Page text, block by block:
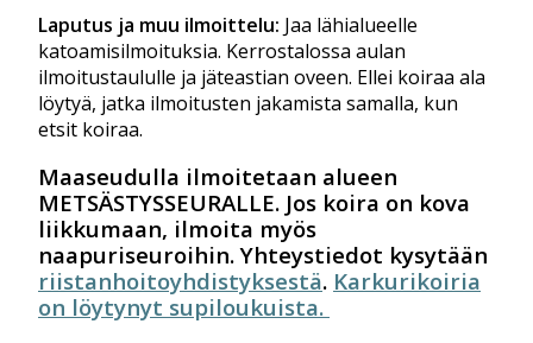
Laputus ja muu ilmoittelu: Jaa lähialueelle
katoamisilmoituksia. Kerrostalossa aulan
ilmoitustaululle ja jäteastian oveen. Ellei koiraa ala
löytyä, jatka ilmoitusten jakamista samalla, kun
etsit koiraa.
Maaseudulla ilmoitetaan alueen
METSÄSTYSSEURALLE. Jos koira on kova
liikkumaan, ilmoita myös
naapuriseuroihin. Yhteystiedot kysytään
riistanhoitoyhdistyksestä. Karkurikoiria
on löytynyt supiloukuista.